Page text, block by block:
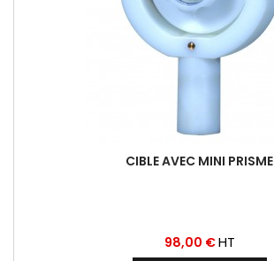
CIBLE AVEC MINI PRISME
Prix
98,00 €HT